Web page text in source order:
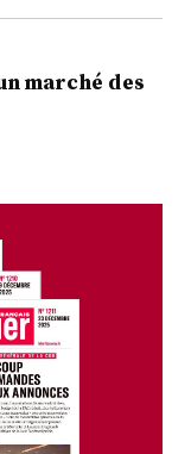
marché des